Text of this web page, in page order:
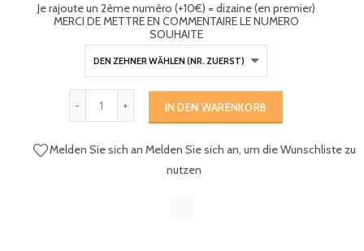
Je rajoute un 2ème numéro (+10€) = dizaine (en premier)
MERCI DE METTRE EN COMMENTAIRE LE NUMERO
SOUHAITE
IN DEN WARENKORB
Melden Sie sich an Melden Sie sich an, um die Wunschliste zu
nutzen